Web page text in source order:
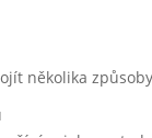
několika